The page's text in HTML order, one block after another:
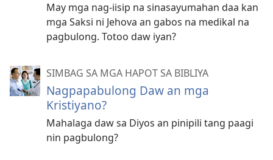
May mga nag-iisip na sinasayumahan daa kan
mga Saksi ni Jehova an gabos na medikal na
pagbulong. Totoo daw iyan?
SIMBAG SA MGA HAPOT SA BIBLIYA
Nagpapabulong Daw an mga
Kristiyano?
Mahalaga daw sa Diyos an pinipili tang paagi
nin pagbulong?